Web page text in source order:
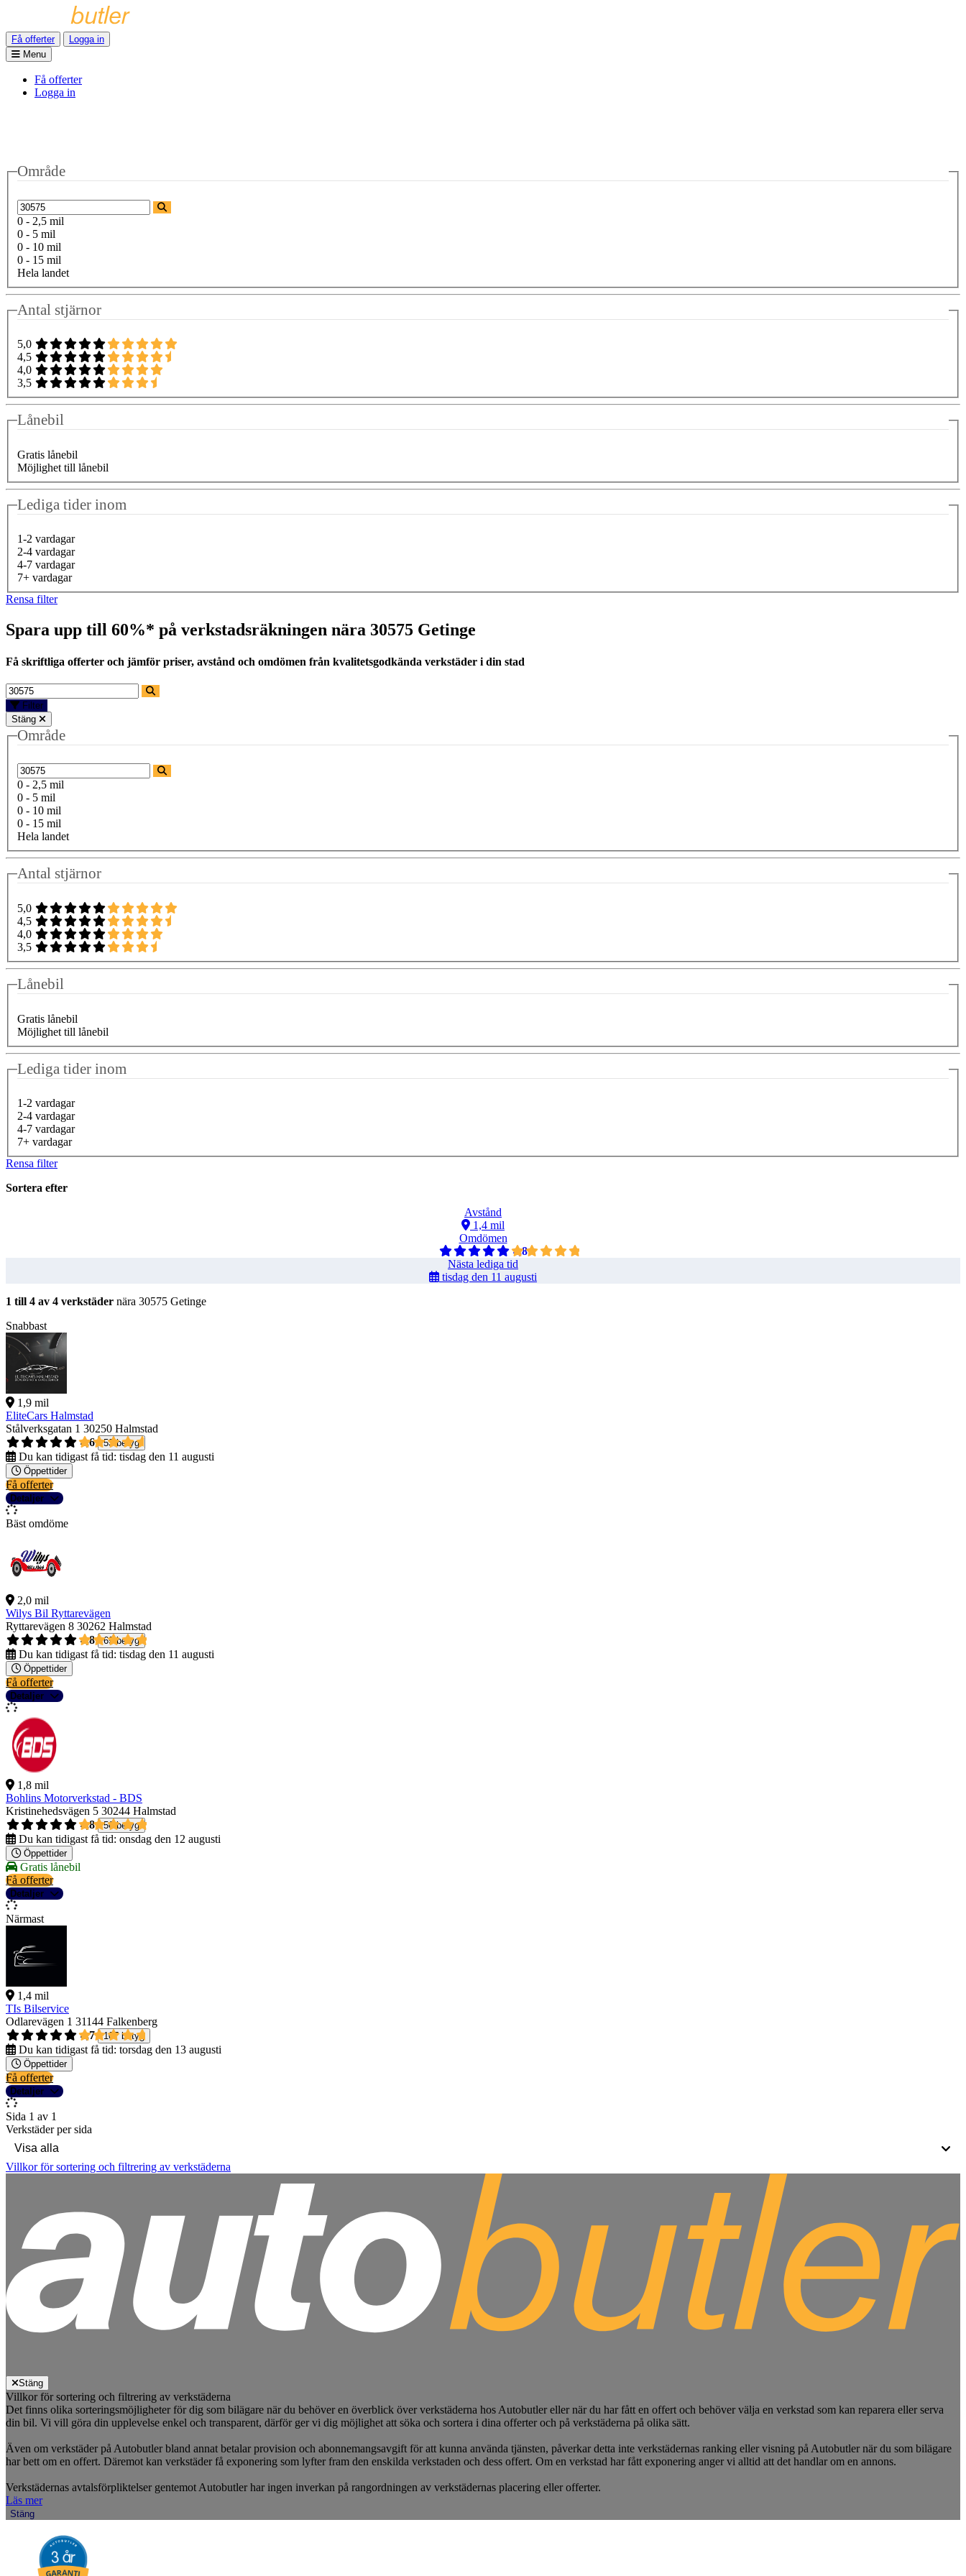
Få offerter
Logga in
Menu
Få offerter
Logga in
Område
0 - 2,5 mil
0 - 5 mil
0 - 10 mil
0 - 15 mil
Hela landet
Antal stjärnor
5,0
4,5
4,0
3,5
Lånebil
Gratis lånebil
Möjlighet till lånebil
Lediga tider inom
1-2 vardagar
2-4 vardagar
4-7 vardagar
7+ vardagar
Rensa filter
Spara upp till 60%* på verkstadsräkningen nära 30575 Getinge
Få skriftliga offerter och jämför priser, avstånd och omdömen från kvalitetsgodkända verkstäder i din stad
Filter
Stäng
Område
0 - 2,5 mil
0 - 5 mil
0 - 10 mil
0 - 15 mil
Hela landet
Antal stjärnor
5,0
4,5
4,0
3,5
Lånebil
Gratis lånebil
Möjlighet till lånebil
Lediga tider inom
1-2 vardagar
2-4 vardagar
4-7 vardagar
7+ vardagar
Rensa filter
Sortera efter
Avstånd
1,4 mil
Omdömen
4,8
Nästa lediga tid
tisdag den 11 augusti
1 till 4 av 4 verkstäder nära 30575 Getinge
Snabbast
1,9 mil
EliteCars Halmstad
Stålverksgatan 1 30250 Halmstad
4,6
53 betyg
Du kan tidigast få tid: tisdag den 11 augusti
Öppettider
Få offerter
Detaljer
Bäst omdöme
2,0 mil
Wilys Bil Ryttarevägen
Ryttarevägen 8 30262 Halmstad
4,8
69 betyg
Du kan tidigast få tid: tisdag den 11 augusti
Öppettider
Få offerter
Detaljer
1,8 mil
Bohlins Motorverkstad - BDS
Kristinehedsvägen 5 30244 Halmstad
4,8
56 betyg
Du kan tidigast få tid: onsdag den 12 augusti
Öppettider
Gratis lånebil
Få offerter
Detaljer
Närmast
1,4 mil
TIs Bilservice
Odlarevägen 1 31144 Falkenberg
4,7
107 betyg
Du kan tidigast få tid: torsdag den 13 augusti
Öppettider
Få offerter
Detaljer
Sida 1 av 1
Verkstäder per sida
Villkor för sortering och filtrering av verkstäderna
Stäng
Villkor för sortering och filtrering av verkstäderna
Det finns olika sorteringsmöjligheter för dig som bilägare när du behöver en överblick över verkstäderna hos Autobutler eller när du har fått en offert och behöver välja en verkstad som kan reparera eller serva
din bil. Vi vill göra din upplevelse enkel och transparent, därför ger vi dig möjlighet att söka och sortera i dina offerter och på verkstäderna på olika sätt.
Även om verkstäder på Autobutler bland annat betalar provision och abonnemangsavgift för att kunna använda tjänsten, påverkar detta inte verkstädernas ranking eller visning på Autobutler när du som bilägare
har bett om en offert. Däremot kan verkstäder få exponering som lyfter fram den enskilda verkstaden och dess offert. Om en verkstad har fått exponering anger vi alltid att det handlar om en annons.
Verkstädernas avtalsförpliktelser gentemot Autobutler har ingen inverkan på rangordningen av verkstädernas placering eller offerter.
Läs mer
Stäng